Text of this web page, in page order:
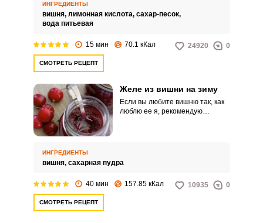
данный компотик вы закроете в
банки очень быстро.
ИНГРЕДИЕНТЫ
вишня, лимонная кислота, сахар-песок,
вода питьевая
15 мин 70.1 кКал 24920 0
СМОТРЕТЬ РЕЦЕПТ
Желе из вишни на зиму
Если вы любите вишню так, как
люблю ее я, рекомендую
ИНГРЕДИЕНТЫ
вишня, сахарная пудра
40 мин 157.85 кКал 10935 0
СМОТРЕТЬ РЕЦЕПТ